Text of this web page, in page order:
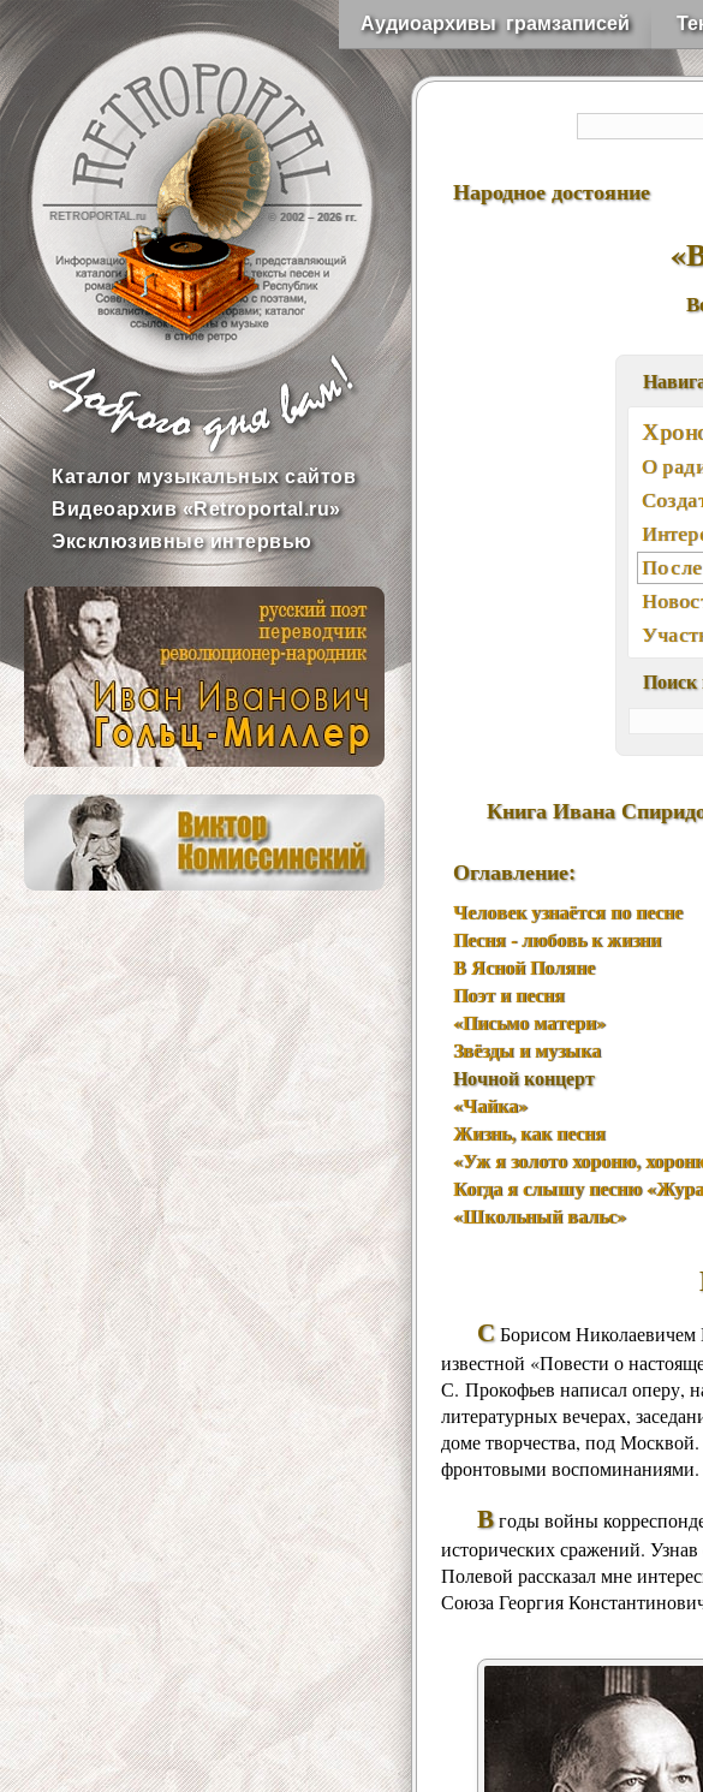
Аудиоархивы грамзаписей
RETROPORTAL.ru © 2002 – 2026 гг.
Каталог музыкальных сайтов
Видеоархив «Retroportal.ru»
Эксклюзивные интервью
Народное достояние
О
Книга Ивана
Оглавление:
Человек узнаётся по песне
Песня - любовь к жизни
В Ясной Поляне
Поэт и песня
«Письмо матери»
Звёзды и музыка
Ночной концерт
«Чайка»
Жизнь, как песня
«Уж я золото хороню,
Когда я слышу песню
«Школьный вальс»
СБорисом
известной «Повести о
С. Прокофьев написал оперу,
литературных вечерах,
доме творчества, под
фронтовыми воспоминаниями.
Вгоды войны
исторических сражений.
Полевой рассказал мне
Союза Георгия